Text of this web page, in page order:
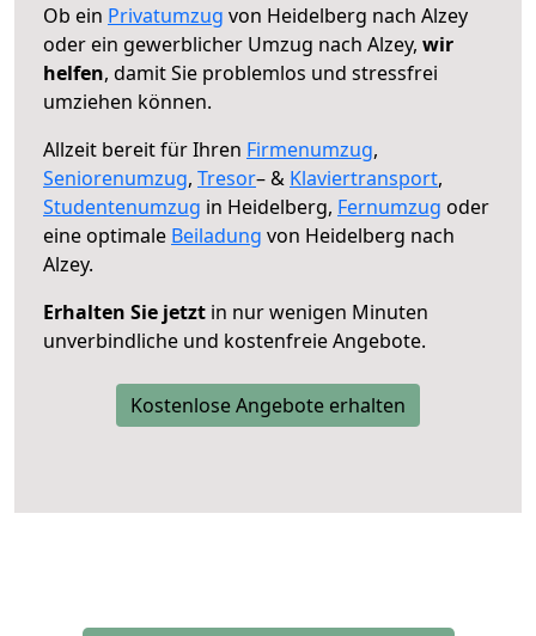
Ob ein Privatumzug von Heidelberg nach Alzey
oder ein gewerblicher Umzug nach Alzey, wir
helfen, damit Sie problemlos und stressfrei
umziehen können.
Allzeit bereit für Ihren Firmenumzug,
Seniorenumzug, Tresor– & Klaviertransport,
Studentenumzug in Heidelberg, Fernumzug oder
eine optimale Beiladung von Heidelberg nach
Alzey.
Erhalten Sie jetzt in nur wenigen Minuten
unverbindliche und kostenfreie Angebote.
Kostenlose Angebote erhalten